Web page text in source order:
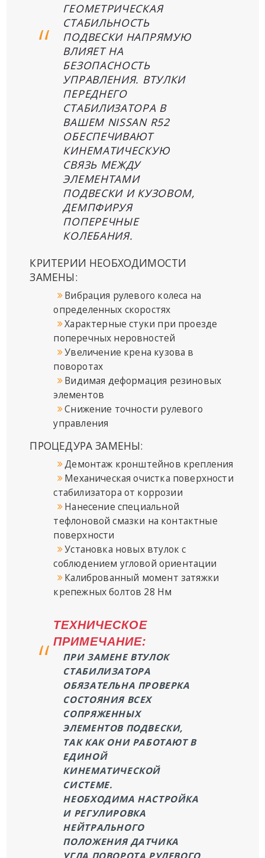
ГЕОМЕТРИЧЕСКАЯ
СТАБИЛЬНОСТЬ
ПОДВЕСКИ НАПРЯМУЮ
ВЛИЯЕТ НА
БЕЗОПАСНОСТЬ
УПРАВЛЕНИЯ. ВТУЛКИ
ПЕРЕДНЕГО
СТАБИЛИЗАТОРА В
ВАШЕМ NISSAN R52
ОБЕСПЕЧИВАЮТ
КИНЕМАТИЧЕСКУЮ
СВЯЗЬ МЕЖДУ
ЭЛЕМЕНТАМИ
ПОДВЕСКИ И КУЗОВОМ,
ДЕМПФИРУЯ
ПОПЕРЕЧНЫЕ
КОЛЕБАНИЯ.
КРИТЕРИИ НЕОБХОДИМОСТИ
ЗАМЕНЫ:
Вибрация рулевого колеса на
определенных скоростях
Характерные стуки при проезде
поперечных неровностей
Увеличение крена кузова в
поворотах
Видимая деформация резиновых
элементов
Снижение точности рулевого
управления
ПРОЦЕДУРА ЗАМЕНЫ:
Демонтаж кронштейнов крепления
Механическая очистка поверхности
стабилизатора от коррозии
Нанесение специальной
тефлоновой смазки на контактные
поверхности
Установка новых втулок с
соблюдением угловой ориентации
Калиброванный момент затяжки
крепежных болтов 28 Нм
ТЕХНИЧЕСКОЕ
ПРИМЕЧАНИЕ:
ПРИ ЗАМЕНЕ ВТУЛОК
СТАБИЛИЗАТОРА
ОБЯЗАТЕЛЬНА ПРОВЕРКА
СОСТОЯНИЯ ВСЕХ
СОПРЯЖЕННЫХ
ЭЛЕМЕНТОВ ПОДВЕСКИ,
ТАК КАК ОНИ РАБОТАЮТ В
ЕДИНОЙ
КИНЕМАТИЧЕСКОЙ
СИСТЕМЕ.
НЕОБХОДИМА НАСТРОЙКА
И РЕГУЛИРОВКА
НЕЙТРАЛЬНОГО
ПОЛОЖЕНИЯ ДАТЧИКА
УГЛА ПОВОРОТА РУЛЕВОГО